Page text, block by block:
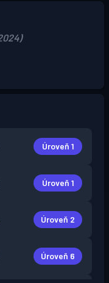
Úroveň 1
Úroveň 1
Úroveň 2
Úroveň 6